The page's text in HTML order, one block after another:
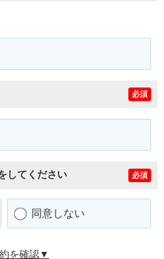
必須
してください 必須
同意しない
を確認▼